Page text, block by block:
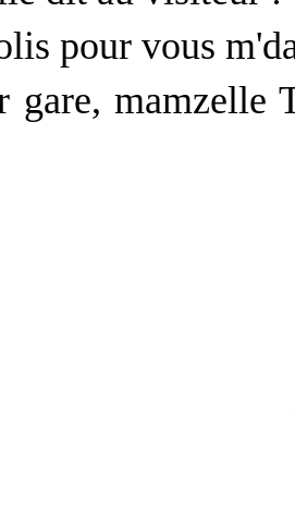
pour vous
gare, mamzelle